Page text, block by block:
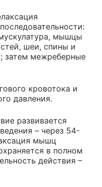
мышцы
шеи, спины и
затем межреберные
кровотока и
давления.
развивается
– через 54-
мышц
в полном
действия –